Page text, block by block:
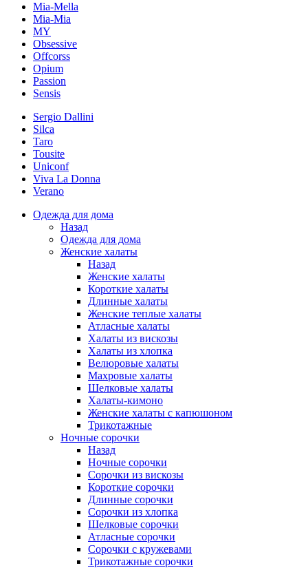
Mia-Mella
Mia-Mia
MY
Obsessive
Offcorss
Opium
Passion
Sensis
Sergio Dallini
Silca
Taro
Tousite
Uniconf
Viva La Donna
Verano
Одежда для дома
Назад
Одежда для дома
Женские халаты
Назад
Женские халаты
Короткие халаты
Длинные халаты
Женские теплые халаты
Атласные халаты
Халаты из вискозы
Халаты из хлопка
Велюровые халаты
Махровые халаты
Шелковые халаты
Халаты-кимоно
Женские халаты с капюшоном
Трикотажные
Ночные сорочки
Назад
Ночные сорочки
Сорочки из вискозы
Короткие сорочки
Длинные сорочки
Сорочки из хлопка
Шелковые сорочки
Атласные сорочки
Сорочки с кружевами
Трикотажные сорочки